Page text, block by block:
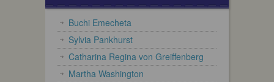
Buchi Emecheta
Sylvia Pankhurst
Catharina Regina von Greiffenberg
Martha Washington